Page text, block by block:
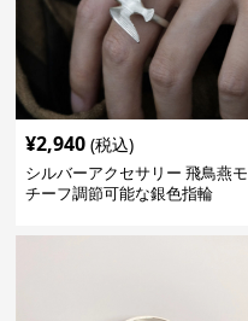
¥2,940 (税込)
シルバーアクセサリー 飛鳥燕モ
チーフ調節可能な銀色指輪